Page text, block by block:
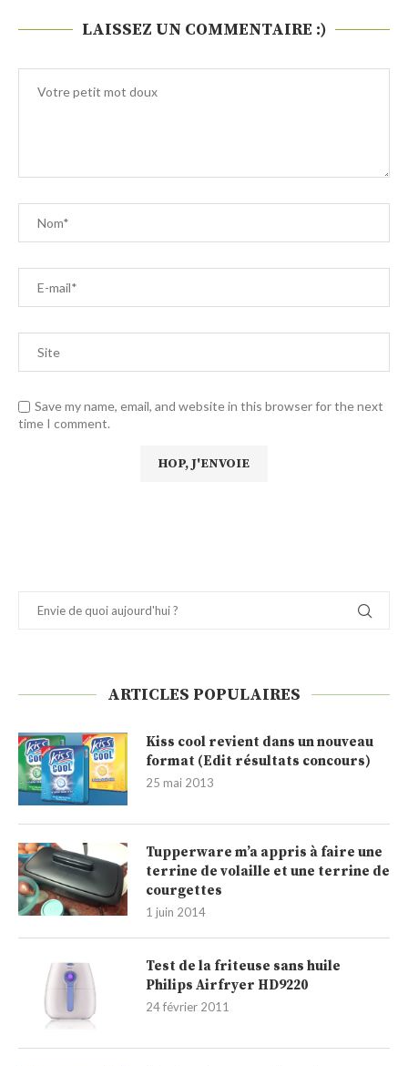
LAISSEZ UN COMMENTAIRE :)
Save my name, email, and website in this browser for the next
time I comment.
ARTICLES POPULAIRES
Kiss cool revient dans un nouveau
format (Edit résultats concours)
25 mai 2013
Tupperware m’a appris à faire une
terrine de volaille et une terrine de
courgettes
1 juin 2014
Test de la friteuse sans huile
Philips Airfryer HD9220
24 février 2011